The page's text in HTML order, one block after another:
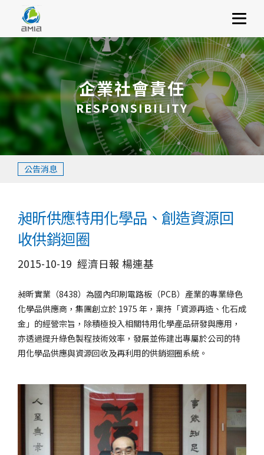
選單
關於昶昕
服務項目
利害關係人
永續ESG
加入昶昕
聯絡我們
簡體中文
企業社會責任
RESPONSIBILITY
公告消息
昶昕供應特用化學品、創造資源回
收供銷迴圈
2015-10-19 經濟日報 楊連基
昶昕實業（8438）為國內印刷電路板（PCB）產業的專業綠色
化學品供應商，集團創立於 1975 年，稟持「資源再造、化石成
金」的經營宗旨，除積極投入相關特用化學產品研發與應用，
亦透過提升綠色製程技術效率，發展並佈建出專屬於公司的特
用化學品供應與資源回收及再利用的供銷迴圈系統。